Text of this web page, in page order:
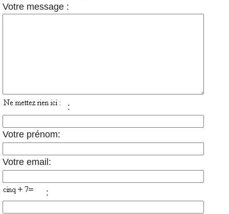
Votre message :
:
Votre prénom:
Votre email:
: